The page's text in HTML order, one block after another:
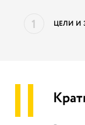
1 ЦЕЛИ И
||